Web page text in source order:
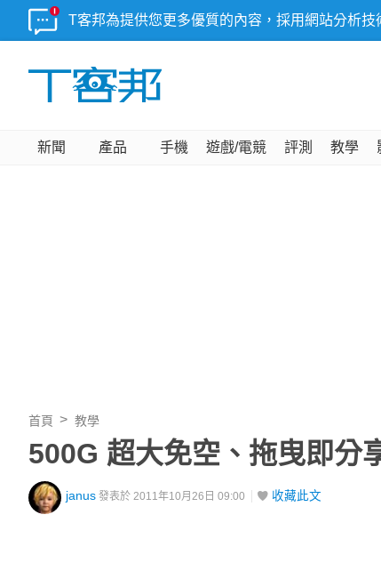
T客邦為提供您更多優質的內容，採用網站分析
新聞 產品 手機 遊戲/電競 評測 教學
首頁 教學
500G 超大免空、拖曳即分
janus 發表於 2011年10月26日 09:00 收藏此文